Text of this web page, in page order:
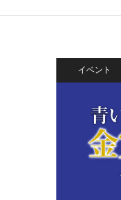
イベント